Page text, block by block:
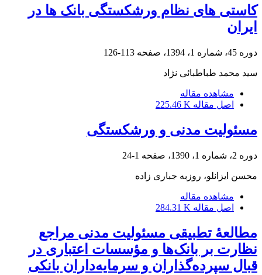
کاستی های نظام ورشکستگی بانک ها در
ایران
دوره 45، شماره 1، 1394، صفحه 113-126
سید محمد طباطبائی نژاد
مشاهده مقاله
اصل مقاله 225.46 K
مسئولیت مدنی و ورشکستگی
دوره 2، شماره 1، 1390، صفحه 1-24
محسن ایزانلو، روزبه جباری زاده
مشاهده مقاله
اصل مقاله 284.31 K
مطالعۀ تطبیقی مسئولیت مدنی مراجع
نظارت بر بانک‌ها و مؤسسات اعتباری در
قبال سپرده‌گذاران و سرمایه‌داران بانکی